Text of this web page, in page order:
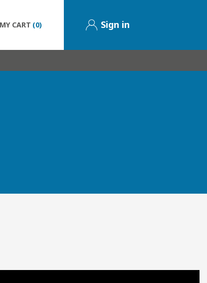
MY CART (0) Sign in